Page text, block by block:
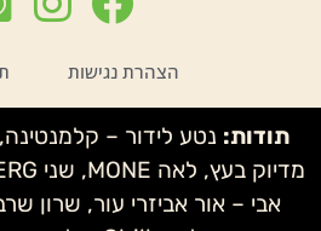
הצהרת נגישות
תודות:
אבי – אור אביזרי עור, שרון